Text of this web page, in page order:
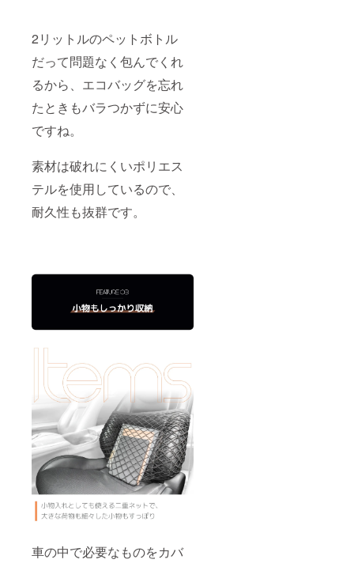
2リットルのペットボトル
だって問題なく包んでくれ
るから、エコバッグを忘れ
たときもバラつかずに安心
ですね。
素材は破れにくいポリエス
テルを使用しているので、
耐久性も抜群です。
車の中で必要なものをカバ